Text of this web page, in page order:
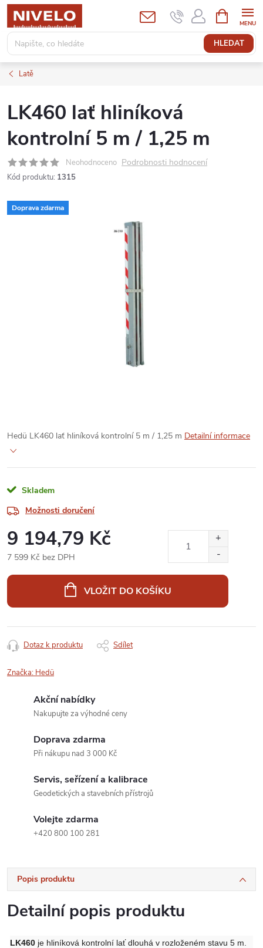
Přejít
obsah
HLEDAT
NÁKUPNÍ
KOŠÍK
Latě
LK460 lať hliníková
kontrolní 5 m / 1,25 m
Neohodnoceno Podrobnosti hodnocení
Kód produktu: 1315
Doprava zdarma
Hedü LK460 lať hliníková kontrolní 5 m / 1,25 m Detailní informace
Skladem
Možnosti doručení
9 194,79 Kč
7 599 Kč bez DPH
VLOŽIT DO KOŠÍKU
Dotaz k produktu Sdílet
Značka: Hedü
Akční nabídky
Nakupujte za výhodné ceny
Doprava zdarma
Při nákupu nad 3 000 Kč
Servis, seřízení a kalibrace
Geodetických a stavebních přístrojů
Volejte zdarma
+420 800 100 281
Popis produktu
Detailní popis produktu
LK460 je hliníková kontrolní lať dlouhá v rozloženém stavu 5 m.